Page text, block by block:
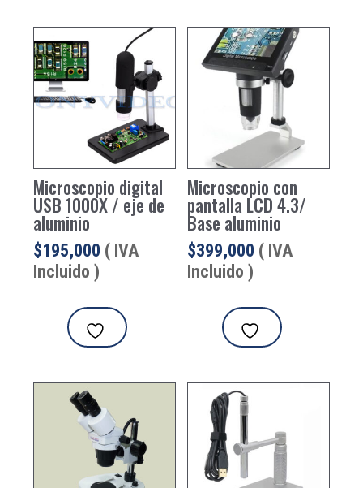
Microscopio digital
USB 1000X / eje de
aluminio
$195,000 ( IVA
Incluido )
Microscopio con
pantalla LCD 4.3/
Base aluminio
$399,000 ( IVA
Incluido )